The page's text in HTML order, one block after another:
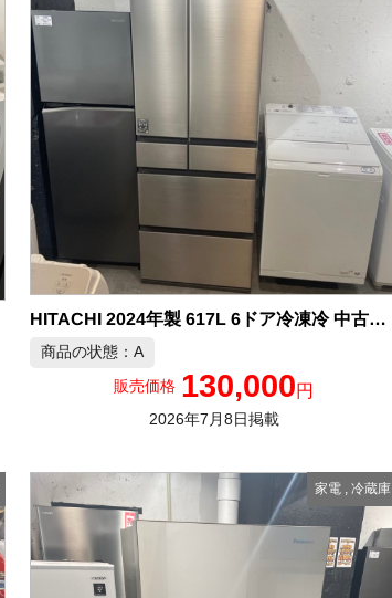
HITACHI 2024年製 617L 6ドア冷凍冷 中古品販売
商品の状態：A
販売価格 130,000円
2026年7月8日掲載
家電 ,冷蔵庫